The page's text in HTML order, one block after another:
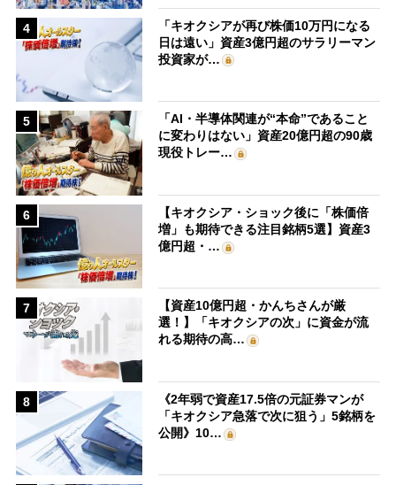
4
「キオクシアが再び株価10万円になる
日は遠い」資産3億円超のサラリーマン
投資家が…
5
「AI・半導体関連が“本命”であること
に変わりはない」資産20億円超の90歳
現役トレー…
6
【キオクシア・ショック後に「株価倍
増」も期待できる注目銘柄5選】資産3
億円超・…
7
【資産10億円超・かんちさんが厳
選！】「キオクシアの次」に資金が流
れる期待の高…
8
《2年弱で資産17.5倍の元証券マンが
「キオクシア急落で次に狙う」5銘柄を
公開》10…